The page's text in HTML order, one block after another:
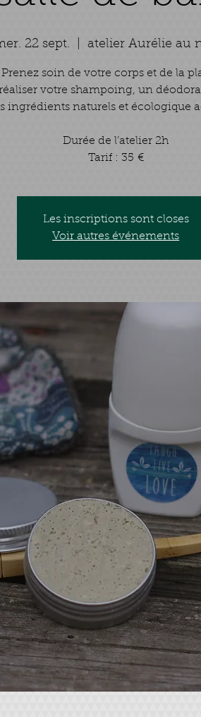
22 sept. atelier Aurélie au
Prenez soin de votre corps et de la
votre shampoing, un
ingrédients naturels et écologique
Durée de l’atelier 2h
Tarif : 35 €
Les inscriptions sont closes
Voir autres événements